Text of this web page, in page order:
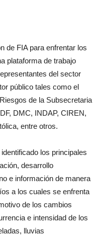
de FIA para enfrentar los
plataforma de trabajo
del sector
público tales como el
de la Subsecretaria
DMC, INDAP, CIREN,
entre otros.
los principales
desarrollo
e información de manera
a los cuales se enfrenta
de los cambios
e intensidad de los
lluvias